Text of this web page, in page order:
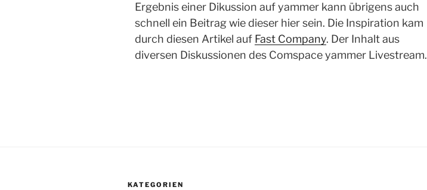
Ergebnis einer Dikussion auf yammer kann übrigens auch
schnell ein Beitrag wie dieser hier sein. Die Inspiration kam
durch diesen Artikel auf Fast Company. Der Inhalt aus
diversen Diskussionen des Comspace yammer Livestream.
KATEGORIEN